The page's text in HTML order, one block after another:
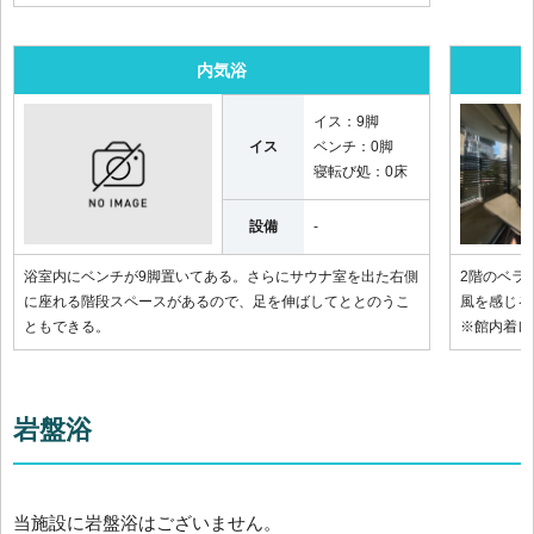
内気浴
イス
イス： 9脚
ベンチ： 0脚
寝転び処： 0床
設備 -
浴室内にベンチが9脚置いてある。さらにサウナ室を出た右側
に座れる階段スペースがあるので、足を伸ばしてととのうこ
ともできる。
2階のベラ
風を感じ
※館内着レ
岩盤浴
当施設に岩盤浴はございません。